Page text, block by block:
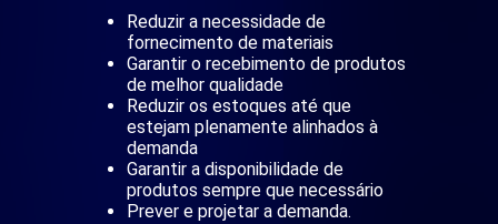
Reduzir a necessidade de
fornecimento de materiais
Garantir o recebimento de produtos
de melhor qualidade
Reduzir os estoques até que
estejam plenamente alinhados à
demanda
Garantir a disponibilidade de
produtos sempre que necessário
Prever e projetar a demanda.